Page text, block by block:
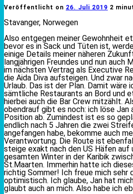
Veröffentlicht on 26. Juli 2019 2
Stavanger, Norwegen
Also entgegen meiner Gewohnheit
bevor es in Sack und Tüten ist,
einige Details meiner näheren
langjährigen Freundes und nun auch
im nächsten Vertrag als Executive
die Aida Diva aufsteigen. Und zwar
Urlaub. Das ist der Plan. Damit wäre
sämtliche Restaurants an Bord und
hierbei auch die Bar Crew mitzählt.
obendrauf gibt es noch: ich löse Jan
Position ab. Zumindest ist es so
endlich nach 5 Jahren die zwei
angefangen habe, bekomme auch
Verantwortung. Die Route ist
steige exakt nach den US Häfen auf
gesamten Winter in der Karibik
St.Maarten. Immerhin hatte ich
richtig Sommer! Ich freue mich sehr
optimistisch. Ich glaube, Jan hat
glaubt auch an mich. Also habe ich